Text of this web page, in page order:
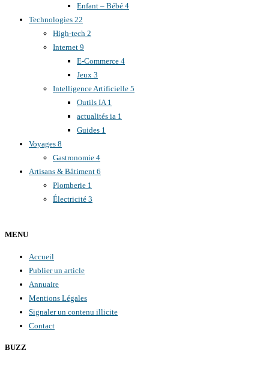
Enfant – Bébé 4
Technologies 22
High-tech 2
Internet 9
E-Commerce 4
Jeux 3
Intelligence Artificielle 5
Outils IA 1
actualités ia 1
Guides 1
Voyages 8
Gastronomie 4
Artisans & Bâtiment 6
Plomberie 1
Électricité 3
MENU
Accueil
Publier un article
Annuaire
Mentions Légales
Signaler un contenu illicite
Contact
BUZZ